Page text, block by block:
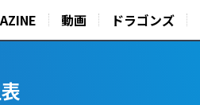
動画 ドラゴンズ